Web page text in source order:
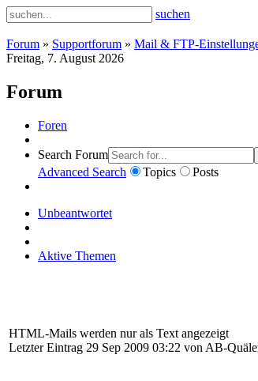
suchen
Forum » Supportforum » Mail & FTP-
Freitag, 7. August 2026
Forum
Foren
Search Forum
Advanced Search Topics Posts
Unbeantwortet
Aktive Themen
HTML-Mails werden nur als Text angezeigt
Letzter Eintrag 29 Sep 2009 03:22 von AB-